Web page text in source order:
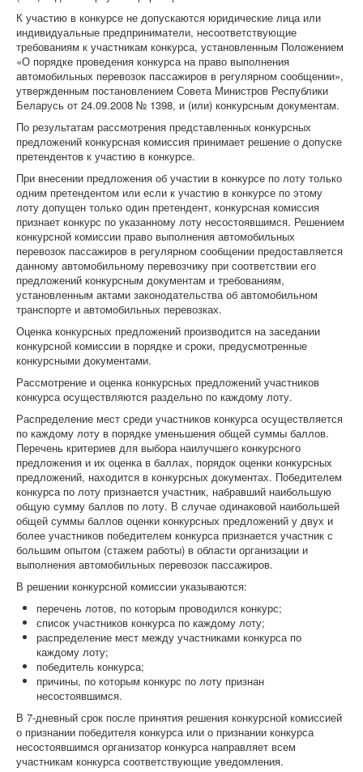
К участию в конкурсе не допускаются юридические лица или
индивидуальные предприниматели, несоответствующие
требованиям к участникам конкурса, установленным Положением
«О порядке проведения конкурса на право выполнения
автомобильных перевозок пассажиров в регулярном сообщении»,
утвержденным постановлением Совета Министров Республики
Беларусь от 24.09.2008 № 1398, и (или) конкурсным документам.
По результатам рассмотрения представленных конкурсных
предложений конкурсная комиссия принимает решение о допуске
претендентов к участию в конкурсе.
При внесении предложения об участии в конкурсе по лоту только
одним претендентом или если к участию в конкурсе по этому
лоту допущен только один претендент, конкурсная комиссия
признает конкурс по указанному лоту несостоявшимся. Решением
конкурсной комиссии право выполнения автомобильных
перевозок пассажиров в регулярном сообщении предоставляется
данному автомобильному перевозчику при соответствии его
предложений конкурсным документам и требованиям,
установленным актами законодательства об автомобильном
транспорте и автомобильных перевозках.
Оценка конкурсных предложений производится на заседании
конкурсной комиссии в порядке и сроки, предусмотренные
конкурсными документами.
Рассмотрение и оценка конкурсных предложений участников
конкурса осуществляются раздельно по каждому лоту.
Распределение мест среди участников конкурса осуществляется
по каждому лоту в порядке уменьшения общей суммы баллов.
Перечень критериев для выбора наилучшего конкурсного
предложения и их оценка в баллах, порядок оценки конкурсных
предложений, находится в конкурсных документах. Победителем
конкурса по лоту признается участник, набравший наибольшую
общую сумму баллов по лоту. В случае одинаковой наибольшей
общей суммы баллов оценки конкурсных предложений у двух и
более участников победителем конкурса признается участник с
большим опытом (стажем работы) в области организации и
выполнения автомобильных перевозок пассажиров.
В решении конкурсной комиссии указываются:
перечень лотов, по которым проводился конкурс;
список участников конкурса по каждому лоту;
распределение мест между участниками конкурса по
каждому лоту;
победитель конкурса;
причины, по которым конкурс по лоту признан
несостоявшимся.
В 7-дневный срок после принятия решения конкурсной комиссией
о признании победителя конкурса или о признании конкурса
несостоявшимся организатор конкурса направляет всем
участникам конкурса соответствующие уведомления.